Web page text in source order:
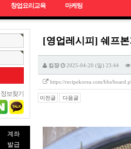
창업요리교육 마케팅
정보찾기
계좌
발급
[영업레시피] 쉐프
킴쟝 2025-04-20 (일) 23:44
https://recipekorea.com/bbs/
이전글 다음글